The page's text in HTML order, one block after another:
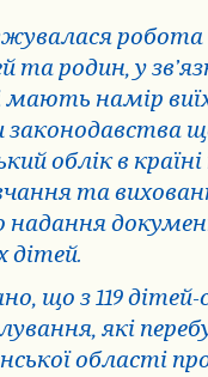
робота
родин, у
намір
облік в
та
дітей.
що з 119
які
області